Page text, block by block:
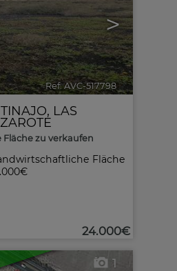
>
Ref. AVC-517798 🔗
Fläche
TINAJO, LAS
zu verkaufen
24.000€
1